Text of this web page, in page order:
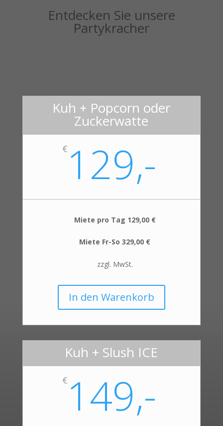
Entdecken Sie unsere
Partykracher
Kuh + Popcorn oder
Zuckerwatte
€129,-
Miete pro Tag 129,00 €
Miete Fr-So 329,00 €
zzgl. MwSt.
In den Warenkorb
Kuh + Slush ICE
€149,-